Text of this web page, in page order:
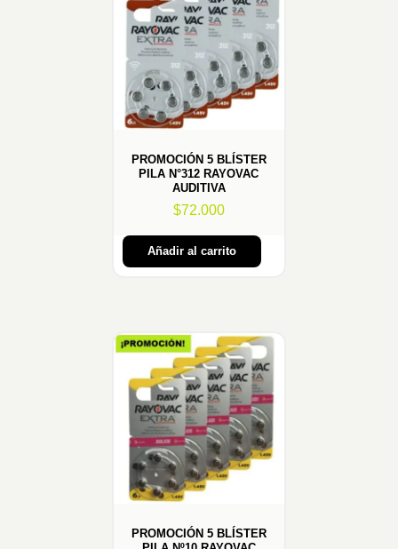
PROMOCIÓN 5 BLÍSTER
PILA N°312 RAYOVAC
AUDITIVA
$72.000
Añadir al carrito
PROMOCIÓN 5 BLÍSTER